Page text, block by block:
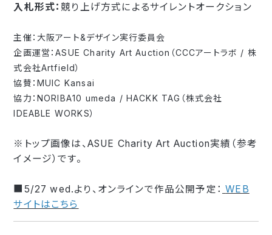
入札形式： 競り上げ方式によるサイレントオークション
主催：大阪アート&デザイン実行委員会
企画運営：ASUE Charity Art Auction（CCCアートラボ / 株
式会社Artfield）
協賛：MUIC Kansai
協力：NORIBA10 umeda / HACKK TAG（株式会社
IDEABLE WORKS）
※トップ画像は、ASUE Charity Art Auction実績（参考
イメージ）です。
■5/27 wed.より、オンラインで作品公開予定： WEB
サイトはこちら